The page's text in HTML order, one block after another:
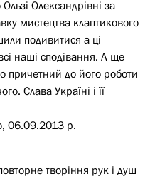
Олександрівні за
мистецтва клаптикового
подивитися а ці
наші сподівання. А ще
причетний до його роботи
Слава Україні і її
06.09.2013 р.
творіння рук і душ